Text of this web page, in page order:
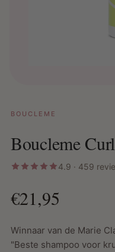
BOUCLEME
Boucleme
4.9 · 459
€21,95
Winnaar van de Marie
"Beste shampoo voor